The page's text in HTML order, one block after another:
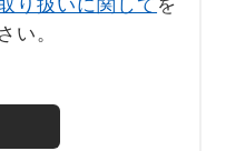
り扱いに関して を
い。